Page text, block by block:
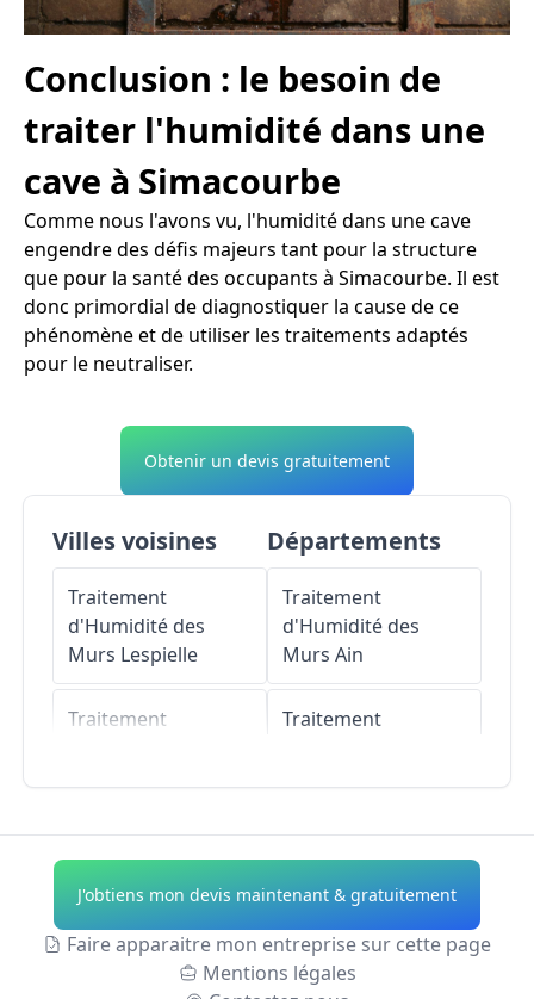
Conclusion : le besoin de
traiter l'humidité dans une
cave à Simacourbe
Comme nous l'avons vu, l'humidité dans une cave
engendre des défis majeurs tant pour la structure
que pour la santé des occupants à Simacourbe. Il est
donc primordial de diagnostiquer la cause de ce
phénomène et de utiliser les traitements adaptés
pour le neutraliser.
Obtenir un devis gratuitement
Villes voisines
Traitement
d'Humidité des
Murs Lespielle
Traitement
Traitement
d'Humidité des
MursMaspie-
Lalonquère-Juillacq
Départements
Traitement
d'Humidité des
Murs Ain
Traitement
Traitement
d'Humidité des
Murs Allier
Traitement
d'Humidité des
J'obtiens mon devis maintenant & gratuitement
Faire apparaitre mon entreprise sur cette page
Mentions légales